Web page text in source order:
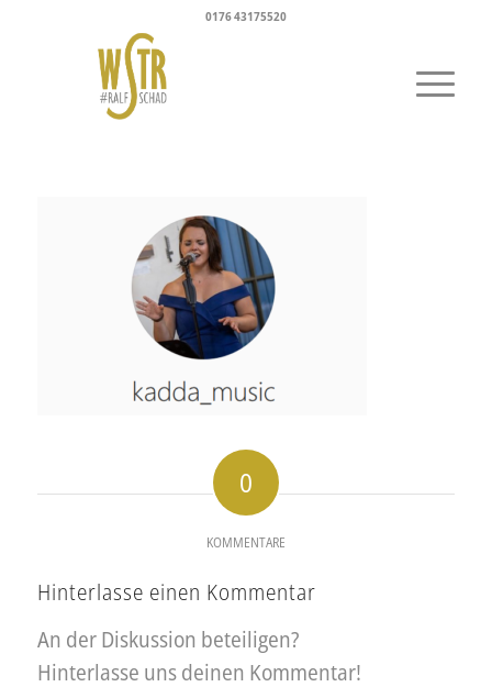
0176 43175520
0
KOMMENTARE
Hinterlasse einen Kommentar
An der Diskussion beteiligen?
Hinterlasse uns deinen Kommentar!